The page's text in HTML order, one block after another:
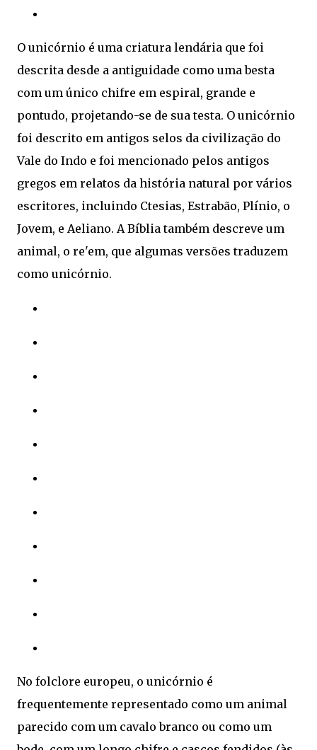
O unicórnio é uma criatura lendária que foi
descrita desde a antiguidade como uma besta
com um único chifre em espiral, grande e
pontudo, projetando-se de sua testa. O unicórnio
foi descrito em antigos selos da civilização do
Vale do Indo e foi mencionado pelos antigos
gregos em relatos da história natural por vários
escritores, incluindo Ctesias, Estrabão, Plínio, o
Jovem, e Aeliano. A Bíblia também descreve um
animal, o re'em, que algumas versões traduzem
como unicórnio.
No folclore europeu, o unicórnio é
frequentemente representado como um animal
parecido com um cavalo branco ou como um